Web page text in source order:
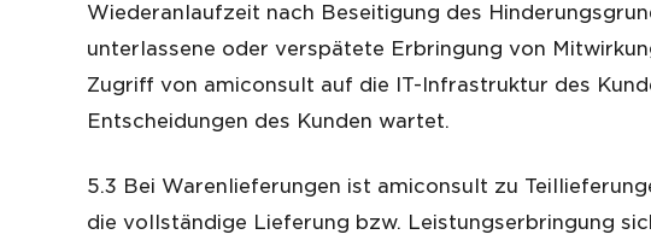
Wiederanlaufzeit nach Beseitigung des
unterlassene oder verspätete Erbringung von
Zugriff von amiconsult auf die IT-Infrastruktur des
Entscheidungen des Kunden wartet.
5.3 Bei Warenlieferungen ist amiconsult zu
die vollständige Lieferung bzw. Leistungserbringung